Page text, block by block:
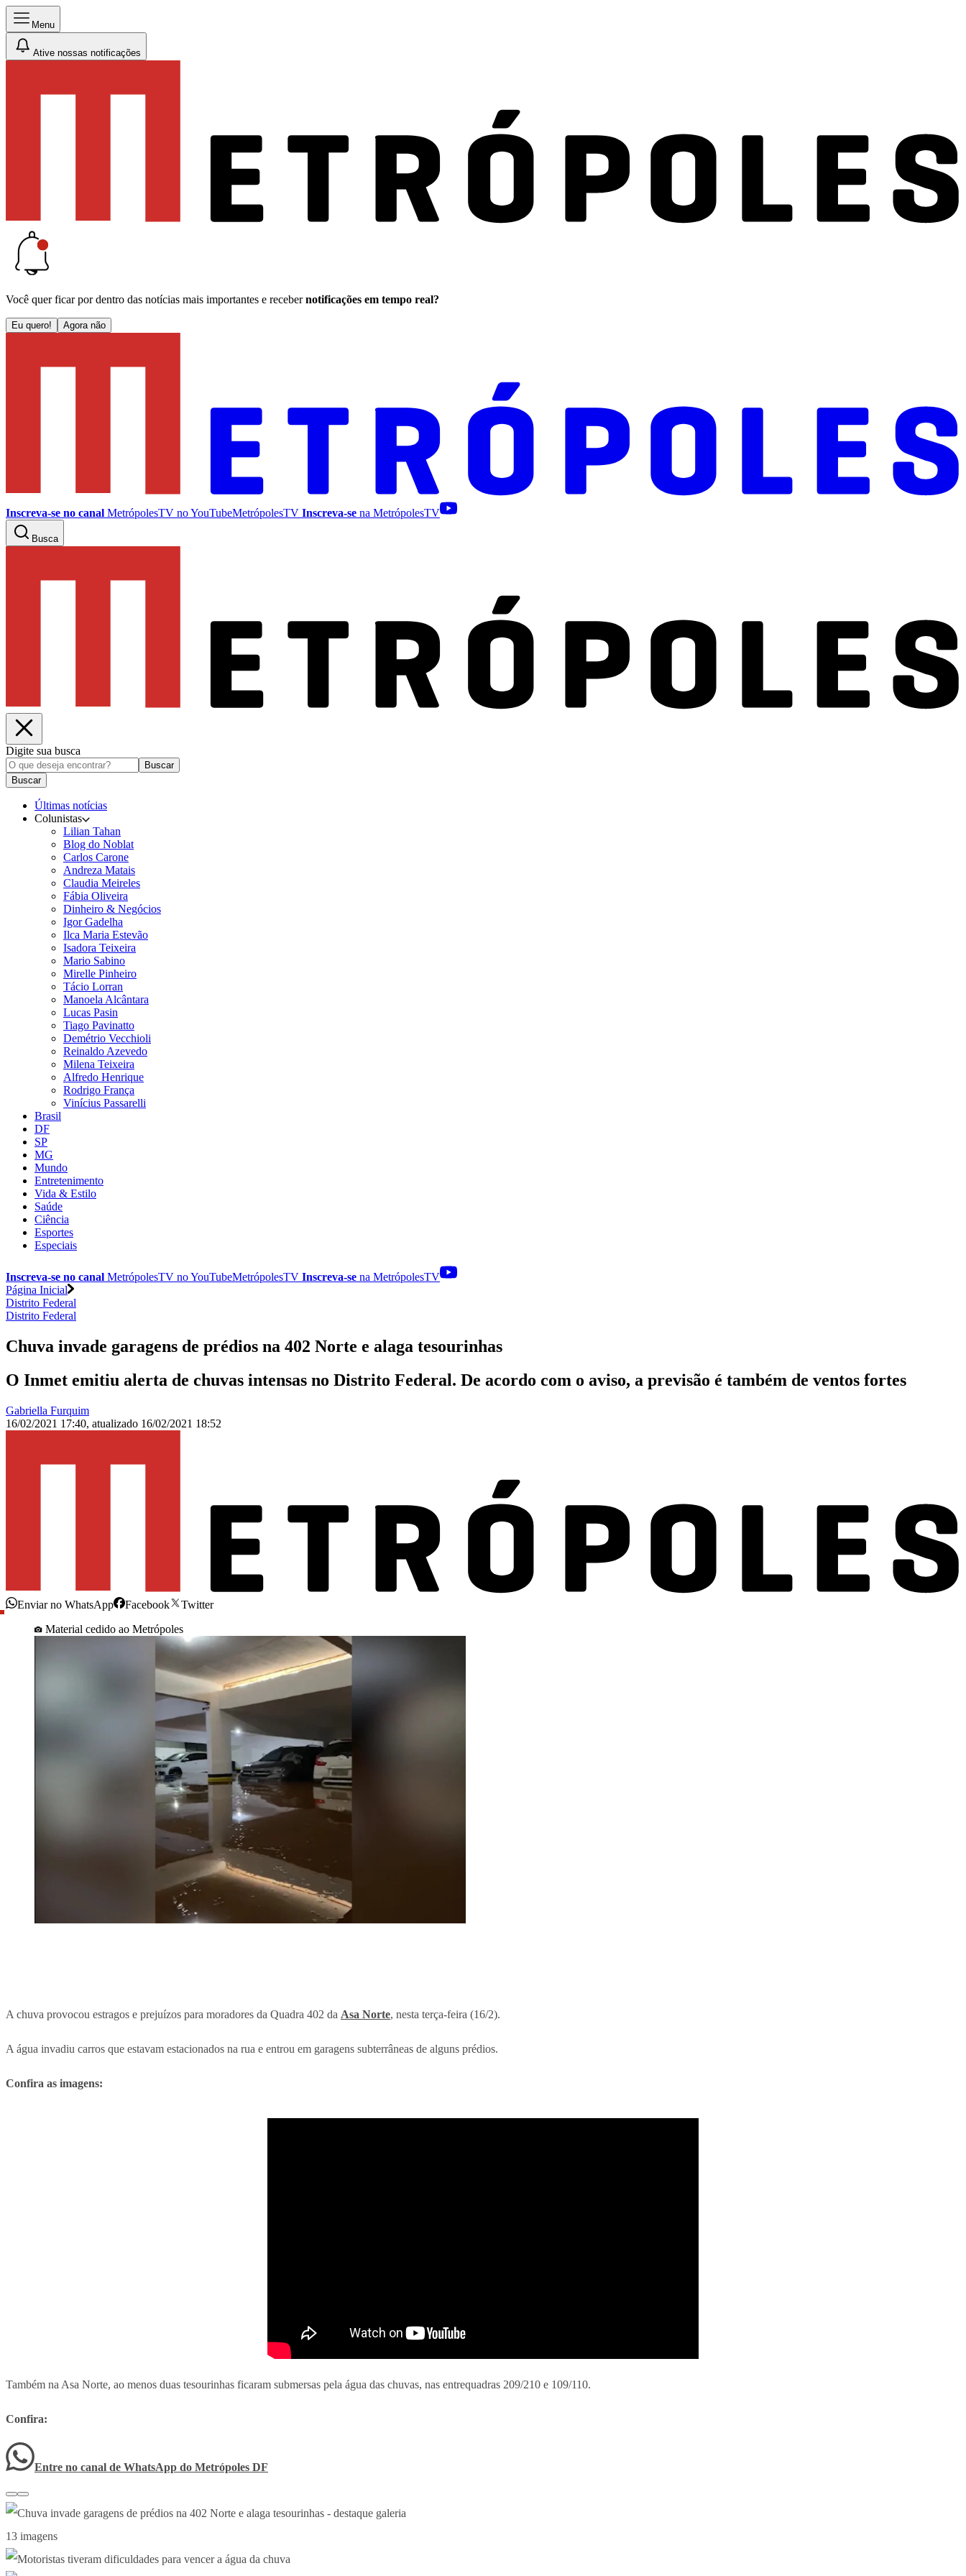
Menu
Ative nossas notificações
Você quer ficar por dentro das notícias mais importantes e receber notificações em tempo real?
Eu quero! Agora não
Inscreva-se no canal MetrópolesTV noYouTubeMetrópolesTV Inscreva-se na MetrópolesTV
Busca
Digite sua busca
Buscar
Buscar
Últimas notícias
Colunistas
Lilian Tahan
Blog do Noblat
Carlos Carone
Andreza Matais
Claudia Meireles
Fábia Oliveira
Dinheiro & Negócios
Igor Gadelha
Ilca Maria Estevão
Isadora Teixeira
Mario Sabino
Mirelle Pinheiro
Tácio Lorran
Manoela Alcântara
Lucas Pasin
Tiago Pavinatto
Demétrio Vecchioli
Reinaldo Azevedo
Milena Teixeira
Alfredo Henrique
Rodrigo França
Vinícius Passarelli
Brasil
DF
SP
MG
Mundo
Entretenimento
Vida & Estilo
Saúde
Ciência
Esportes
Especiais
Inscreva-se no canal MetrópolesTV noYouTubeMetrópolesTV Inscreva-se na MetrópolesTV
Página Inicial
Distrito Federal
Distrito Federal
Chuva invade garagens de prédios na 402 Norte e alaga tesourinhas
O Inmet emitiu alerta de chuvas intensas no Distrito Federal. De acordo com o aviso, a previsão é também de ventos fortes
Gabriella Furquim
16/02/2021 17:40, atualizado 16/02/2021 18:52
Enviar no WhatsApp Facebook
Twitter
Material cedido ao Metrópoles
A chuva provocou estragos e prejuízos para moradores da Quadra 402 da Asa Norte, nesta terça-feira (16/2).
A água invadiu carros que estavam estacionados na rua e entrou em garagens subterrâneas de alguns prédios.
Confira as imagens:
Também na Asa Norte, ao menos duas tesourinhas ficaram submersas pela água das chuvas, nas entrequadras 209/210 e 109/110.
Confira:
Entre no canal de WhatsApp do Metrópoles DF
13 imagens